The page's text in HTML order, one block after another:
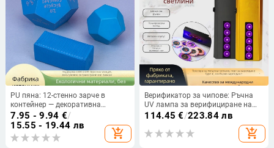
PU пяна: 12-стенно зарче в
контейнер — декоративна
играчка за облекчаване на
стреса
7.95 - 9.94 €/
15.55 - 19.44 лв
add_shopping_cart
Верификатор за чипове: Ръчна
UV лампа за верифициране на
антифалшифициращи чипове, 5
114.45 €/223.84 лв
add_shopping_cart